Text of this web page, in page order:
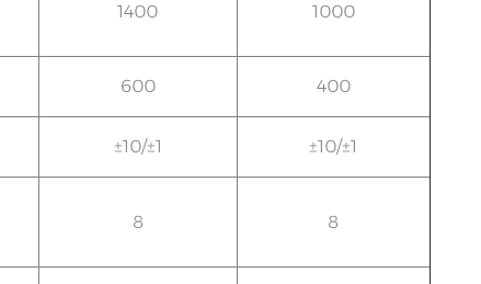
1400 1000
600 400
±10/±1 ±10/±1
8 8